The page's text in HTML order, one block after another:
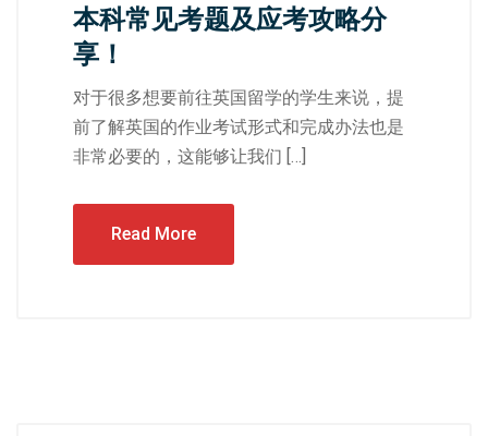
本科常见考题及应考攻略分
享！
对于很多想要前往英国留学的学生来说，提
前了解英国的作业考试形式和完成办法也是
非常必要的，这能够让我们 […]
Read More